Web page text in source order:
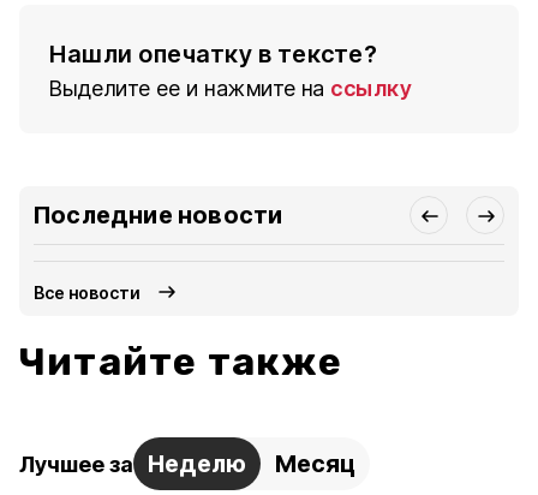
Нашли опечатку в тексте?
Выделите ее и нажмите на ссылку
Последние новости
Все новости
Читайте также
Лучшее за Неделю Месяц